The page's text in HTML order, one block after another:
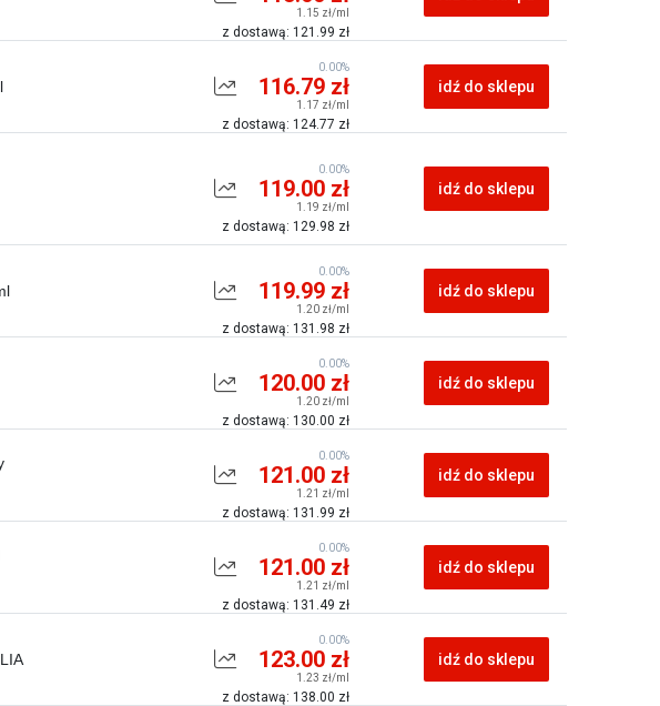
1.15 zł/ml
z dostawą: 121.99 zł
116.79 zł
1.17 zł/ml
z dostawą: 124.77 zł
0.00%
idź do sklepu
119.00 zł
1.19 zł/ml
z dostawą: 129.98 zł
0.00%
idź do sklepu
119.99 zł
1.20 zł/ml
z dostawą: 131.98 zł
0.00%
idź do sklepu
120.00 zł
1.20 zł/ml
z dostawą: 130.00 zł
0.00%
idź do sklepu
121.00 zł
1.21 zł/ml
z dostawą: 131.99 zł
0.00%
idź do sklepu
121.00 zł
1.21 zł/ml
z dostawą: 131.49 zł
0.00%
idź do sklepu
123.00 zł
1.23 zł/ml
z dostawą: 138.00 zł
0.00%
idź do sklepu